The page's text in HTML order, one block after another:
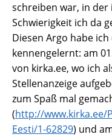
schreiben war, in
Schwierigkeit ich da
Diesen Argo habe
kennengelernt: am
von kirka.ee, wo ich
Stellenanzeige
zum Spaß mal
(http://www.kirka.ee/
Eesti/1-62829) und